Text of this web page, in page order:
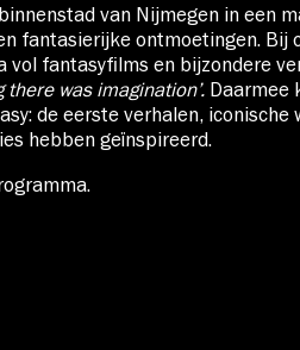
van Nijmegen in een
fantasierijke ontmoetingen. Bij
fantasyfilms en bijzondere
there was imagination’. Daarmee
de eerste verhalen, iconische
hebben geïnspireerd.